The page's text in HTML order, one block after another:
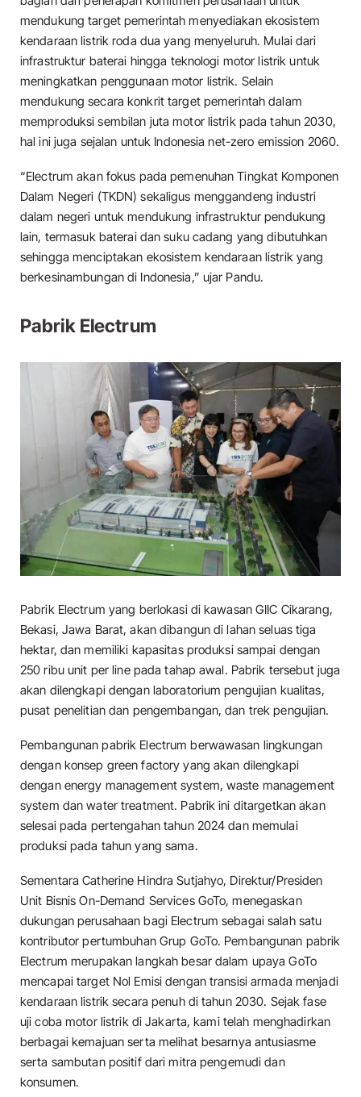
mendukung target pemerintah menyediakan ekosistem
kendaraan listrik roda dua yang menyeluruh. Mulai dari
infrastruktur baterai hingga teknologi motor listrik untuk
meningkatkan penggunaan motor listrik. Selain
mendukung secara konkrit target pemerintah dalam
memproduksi sembilan juta motor listrik pada tahun 2030,
hal ini juga sejalan untuk Indonesia net-zero emission 2060.
“Electrum akan fokus pada pemenuhan Tingkat Komponen
Dalam Negeri (TKDN) sekaligus menggandeng industri
dalam negeri untuk mendukung infrastruktur pendukung
lain, termasuk baterai dan suku cadang yang dibutuhkan
sehingga menciptakan ekosistem kendaraan listrik yang
berkesinambungan di Indonesia,” ujar Pandu.
Pabrik Electrum
Pabrik Electrum yang berlokasi di kawasan GIIC Cikarang,
Bekasi, Jawa Barat, akan dibangun di lahan seluas tiga
hektar, dan memiliki kapasitas produksi sampai dengan
250 ribu unit per line pada tahap awal. Pabrik tersebut juga
akan dilengkapi dengan laboratorium pengujian kualitas,
pusat penelitian dan pengembangan, dan trek pengujian.
Pembangunan pabrik Electrum berwawasan lingkungan
dengan konsep green factory yang akan dilengkapi
dengan energy management system, waste management
system dan water treatment. Pabrik ini ditargetkan akan
selesai pada pertengahan tahun 2024 dan memulai
produksi pada tahun yang sama.
Sementara Catherine Hindra Sutjahyo, Direktur/Presiden
Unit Bisnis On-Demand Services GoTo, menegaskan
dukungan perusahaan bagi Electrum sebagai salah satu
kontributor pertumbuhan Grup GoTo. Pembangunan pabrik
Electrum merupakan langkah besar dalam upaya GoTo
mencapai target Nol Emisi dengan transisi armada menjadi
kendaraan listrik secara penuh di tahun 2030. Sejak fase
uji coba motor listrik di Jakarta, kami telah menghadirkan
berbagai kemajuan serta melihat besarnya antusiasme
serta sambutan positif dari mitra pengemudi dan
konsumen.